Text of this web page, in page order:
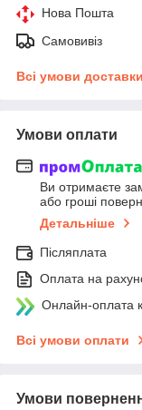
Нова Пошта
Самовивіз
Всі умови доставки
Умови оплати
Ви отримаєте
або гроші
Детальніше
Післяплата
Оплата на
Онлайн-оплата
Всі умови оплати
Умови